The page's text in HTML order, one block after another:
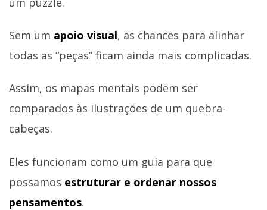
Sem um apoio visual, as chances para alinhar
todas as “peças” ficam ainda mais complicadas.
Assim, os mapas mentais podem ser
comparados às ilustrações de um quebra-
cabeças.
Eles funcionam como um guia para que
possamos estruturar e ordenar nossos
pensamentos.